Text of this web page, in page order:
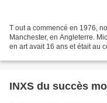
T out a commencé en 1976,
Manchester, en Angleterre.
en art avait 16 ans et était au
INXS du succès